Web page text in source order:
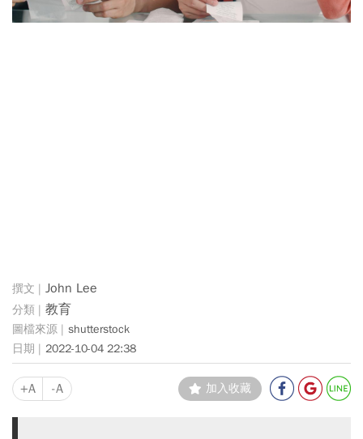
John Lee
教育
shutterstock
2022-10-04 22:38
+A -A 加入收藏